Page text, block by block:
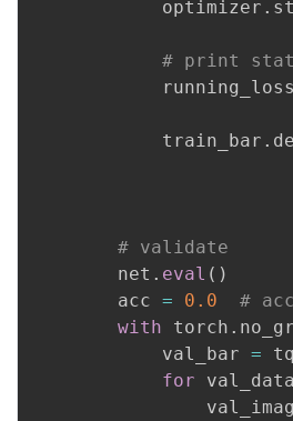
            optimizer
.
# print
            train_bar
.
# validate
        net
. eval ( )
        acc
= 0.0
#
with torch .
            val_bar
=
for